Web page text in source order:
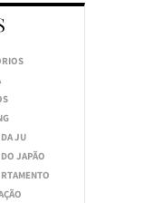
JU
JAPÃO